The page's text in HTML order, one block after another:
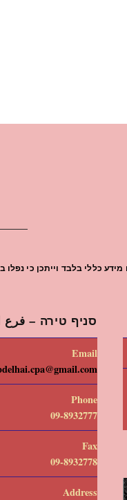
כללי בלבד וייתכן כי
סניף טירה – فرع
Email
Phone
09-8932777
Fax
09-8932778
Address